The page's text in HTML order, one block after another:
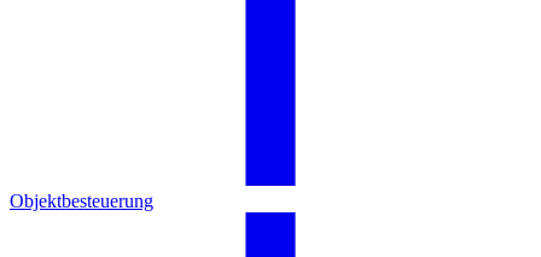
Objektbesteuerung